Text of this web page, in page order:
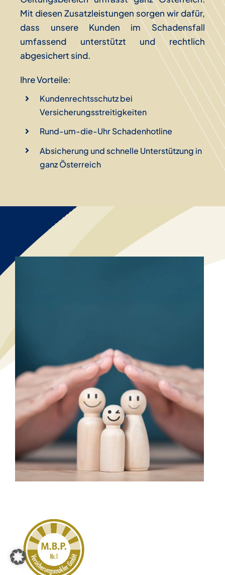
Mit diesen Zusatzleistungen sorgen wir dafür,
dass unsere Kunden im Schadensfall
umfassend unterstützt und rechtlich
abgesichert sind.
Ihre Vorteile:
Kundenrechtsschutz bei
Versicherungsstreitigkeiten
Rund-um-die-Uhr Schadenhotline
Absicherung und schnelle Unterstützung in
ganz Österreich